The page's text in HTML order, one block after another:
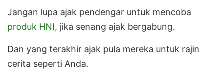
Jangan lupa ajak pendengar untuk mencoba
produk HNI, jika senang ajak bergabung.
Dan yang terakhir ajak pula mereka untuk rajin
cerita seperti Anda.